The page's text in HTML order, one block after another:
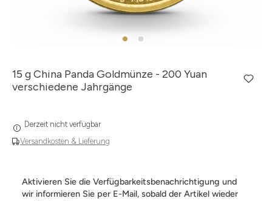
15 g China Panda Goldmünze - 200 Yuan
verschiedene Jahrgänge
Versandkosten & Lieferung
Derzeit nicht verfügbar
Aktivieren Sie die Verfügbarkeitsbenachrichtigung und
wir informieren Sie per E-Mail, sobald der Artikel wieder